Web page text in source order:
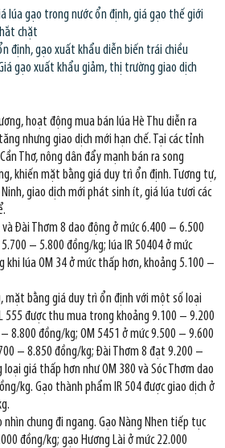
lúa gạo trong nước ổn định, giá gạo thế giới
chặt
định, gạo xuất khẩu diễn biến trái chiều
gạo xuất khẩu giảm, thị trường giao dịch
hoạt động mua bán lúa Hè Thu diễn ra
nhưng giao dịch mới hạn chế. Tại các tỉnh
Thơ, nông dân đẩy mạnh bán ra song
khiến mặt bằng giá duy trì ổn định. Tương tự,
Ninh, giao dịch mới phát sinh ít, giá lúa tươi các
Đài Thơm 8 dao động ở mức 6.400 – 6.500
– 5.800 đồng/kg; lúa IR 50404 ở mức
lúa OM 34 ở mức thấp hơn, khoảng 5.100 –
mặt bằng giá duy trì ổn định với một số loại
555 được thu mua trong khoảng 9.100 – 9.200
8.800 đồng/kg; OM 5451 ở mức 9.500 – 9.600
– 8.850 đồng/kg; Đài Thơm 8 đạt 9.200 –
giá thấp hơn như OM 380 và Sóc Thơm dao
kg. Gạo thành phẩm IR 504 được giao dịch ở
chung đi ngang. Gạo Nàng Nhen tiếp tục
đồng/kg; gạo Hương Lài ở mức 22.000